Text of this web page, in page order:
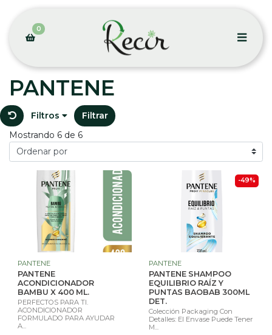
0
PANTENE
Filtros
Filtrar
Mostrando 6 de 6
PANTENE
PANTENE
ACONDICIONADOR
BAMBU X 400 ML.
PERFECTOS PARA TI.
ACONDICIONADOR
FORMULADO PARA AYUDAR
A...
-49%
PANTENE
PANTENE SHAMPOO
EQUILIBRIO RAÍZ Y
PUNTAS BAOBAB 300ML
DET.
Colección Packaging Con
Detalles: El Envase Puede Tener
M...